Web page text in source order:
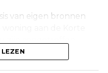
zich stap voor stap
ook de Eredivisie
van eigen bronnen
boodschap had